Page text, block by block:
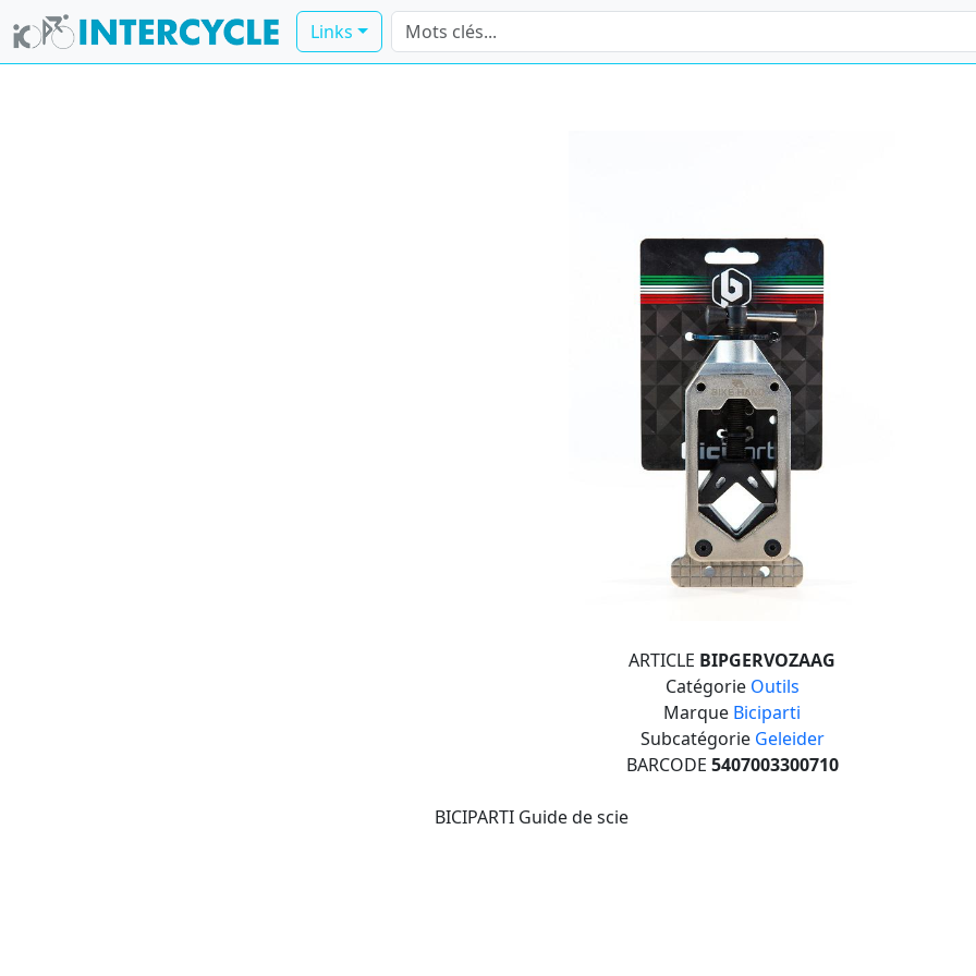
Links
ARTICLE BIPGERVOZAAG
Catégorie Outils
Marque Biciparti
Subcatégorie Geleider
BARCODE 5407003300710
BICIPARTI Guide de scie